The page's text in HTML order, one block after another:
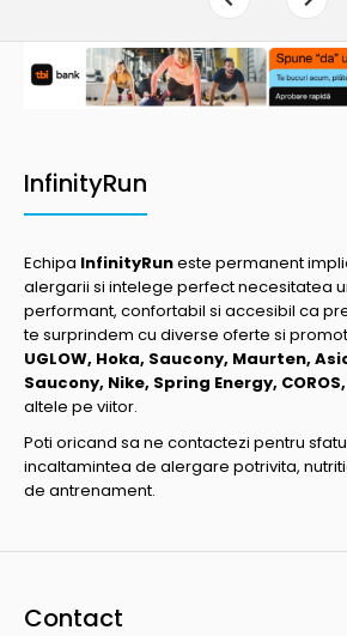
InfinityRun
Echipa InfinityRuneste permanent
alergarii si intelege perfect necesitatea
performant, confortabil si accesibil ca
te surprindem cu diverse oferte si
UGLOW, Hoka, Saucony, Maurten,
Saucony, Nike, Spring Energy,
altele pe viitor.
Poti oricand sa ne contactezi pentru
incaltamintea de alergare potrivita,
de antrenament.
Contact